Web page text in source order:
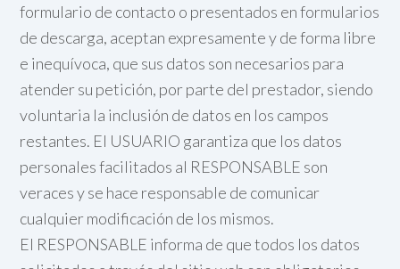
formulario de contacto o presentados en formularios
de descarga, aceptan expresamente y de forma libre
e inequívoca, que sus datos son necesarios para
atender su petición, por parte del prestador, siendo
voluntaria la inclusión de datos en los campos
restantes. El USUARIO garantiza que los datos
personales facilitados al RESPONSABLE son
veraces y se hace responsable de comunicar
cualquier modificación de los mismos.
El RESPONSABLE informa de que todos los datos